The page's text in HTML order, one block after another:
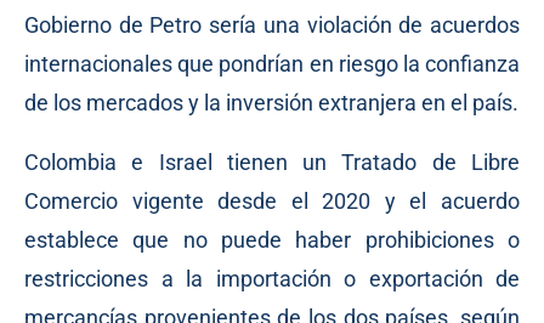
Gobierno de Petro sería una violación de acuerdos
internacionales que pondrían en riesgo la confianza
de los mercados y la inversión extranjera en el país.
Colombia e Israel tienen un Tratado de Libre
Comercio vigente desde el 2020 y el acuerdo
establece que no puede haber prohibiciones o
restricciones a la importación o exportación de
mercancías provenientes de los dos países, según